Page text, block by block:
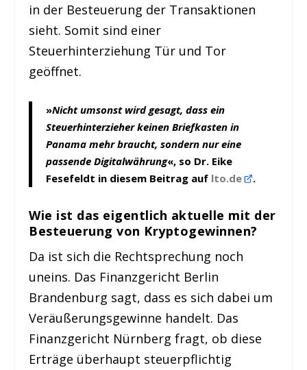
in der Besteuerung der Transaktionen
sieht. Somit sind einer
Steuerhinterziehung Tür und Tor
geöffnet.
»Nicht umsonst wird gesagt, dass ein
Steuerhinterzieher keinen Briefkasten in
Panama mehr braucht, sondern nur eine
passende Digitalwährung«, so Dr. Eike
Fesefeldt in diesem Beitrag auf lto.de .
Wie ist das eigentlich aktuelle mit der
Besteuerung von Kryptogewinnen?
Da ist sich die Rechtsprechung noch
uneins. Das Finanzgericht Berlin
Brandenburg sagt, dass es sich dabei um
Veräußerungsgewinne handelt. Das
Finanzgericht Nürnberg fragt, ob diese
Erträge überhaupt steuerpflichtig